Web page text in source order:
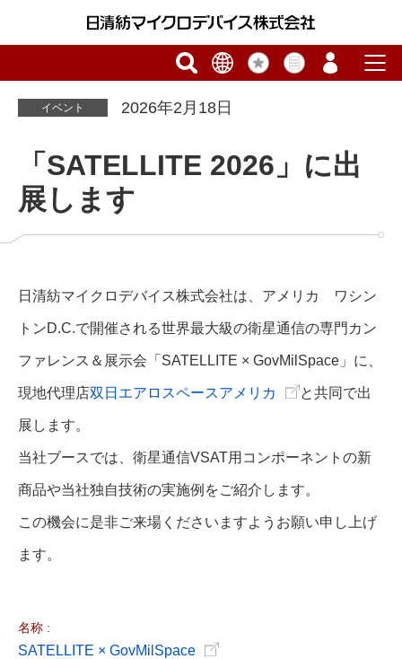
イベント 2026年2月18日
「SATELLITE 2026」に出
展します
日清紡マイクロデバイス株式会社は、アメリカ ワシン
トンD.C.で開催される世界最大級の衛星通信の専門カン
ファレンス＆展示会「SATELLITE × GovMilSpace」に、
現地代理店双日エアロスペースアメリカ と共同で出
展します。
当社ブースでは、衛星通信VSAT用コンポーネントの新
商品や当社独自技術の実施例をご紹介します。
この機会に是非ご来場くださいますようお願い申し上げ
ます。
名称 :
SATELLITE × GovMilSpace